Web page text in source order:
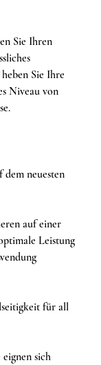
Sie Ihren
Sie Ihre
Niveau von
dem neuesten
auf einer
Leistung
für all
sich